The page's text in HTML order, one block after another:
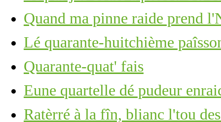
Quand ma pinne raide prend
Lé quarante-huitchième
Quarante-quat' fais
Eune quartelle dé pudeur
Ratèrré à la fîn, blianc l'tou